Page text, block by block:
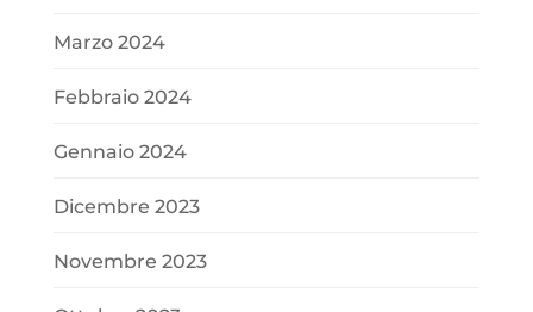
Marzo 2024
Febbraio 2024
Gennaio 2024
Dicembre 2023
Novembre 2023